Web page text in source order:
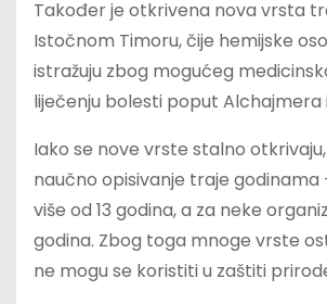
Također je otkrivena nova vrsta
Istočnom Timoru, čije hemijske
istražuju zbog mogućeg
liječenju bolesti poput Alchajmera
Iako se nove vrste stalno
naučno opisivanje traje godinama
više od 13 godina, a za neke
godina. Zbog toga mnoge vrste
ne mogu se koristiti u zaštiti